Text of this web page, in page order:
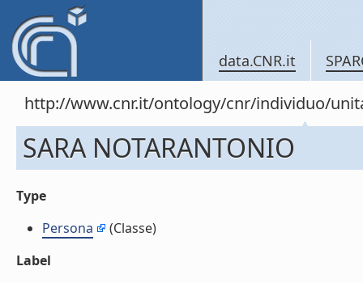
data.CNR.it
http://www.cnr.it/ontology/cnr/individuo/
SARA NOTARANTONIO
Type
Persona
(Classe)
Label